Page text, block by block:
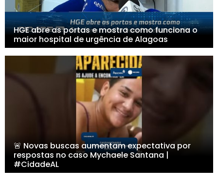
HGE abre as portas e mostra como funciona o
maior hospital de urgência de Alagoas
🚨 Novas buscas aumentam expectativa por
respostas no caso Mychaele Santana |
#CidadeAL